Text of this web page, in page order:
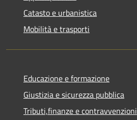
Catasto e urbanistica
Mobilità e trasporti
Educazione e formazione
Giustizia e sicurezza pubblica
Tributi,finanze e contravvenzioni